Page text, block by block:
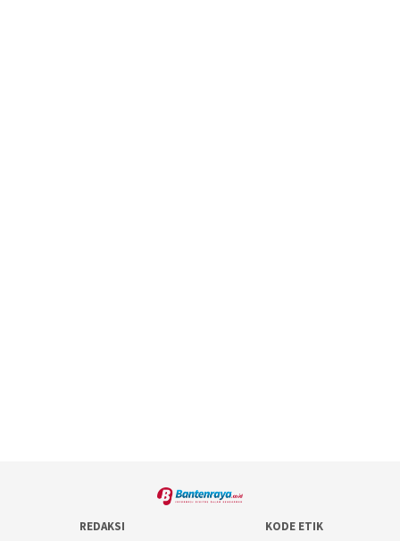
REDAKSI KODE ETIK